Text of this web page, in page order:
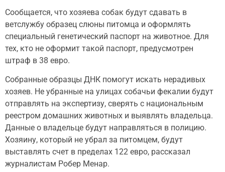
Сообщается, что хозяева собак будут сдавать в
ветслужбу образец слюны питомца и оформлять
специальный генетический паспорт на животное. Для
тех, кто не оформит такой паспорт, предусмотрен
штраф в 38 евро.
Собранные образцы ДНК помогут искать нерадивых
хозяев. Не убранные на улицах собачьи фекалии будут
отправлять на экспертизу, сверять с национальным
реестром домашних животных и выявлять владельца.
Данные о владельце будут направляться в полицию.
Хозяину, который не убрал за питомцем, будут
выставлять счет в пределах 122 евро, рассказал
журналистам Робер Менар.